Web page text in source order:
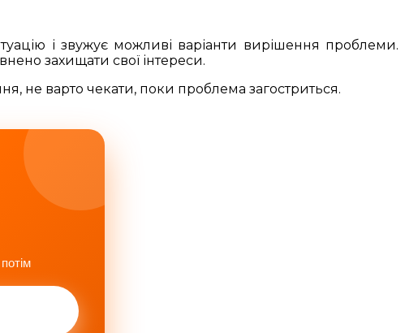
і звужує можливі варіанти вирішення проблеми.
захищати свої інтереси.
не варто чекати, поки проблема загостриться.